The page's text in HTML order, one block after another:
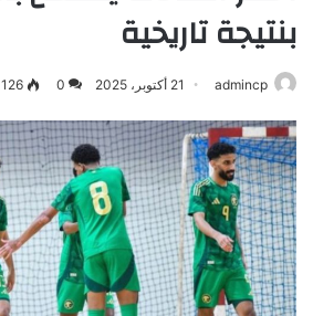
بنتيجة تاريخية
admincp 21 أكتوبر، 2025 0
126